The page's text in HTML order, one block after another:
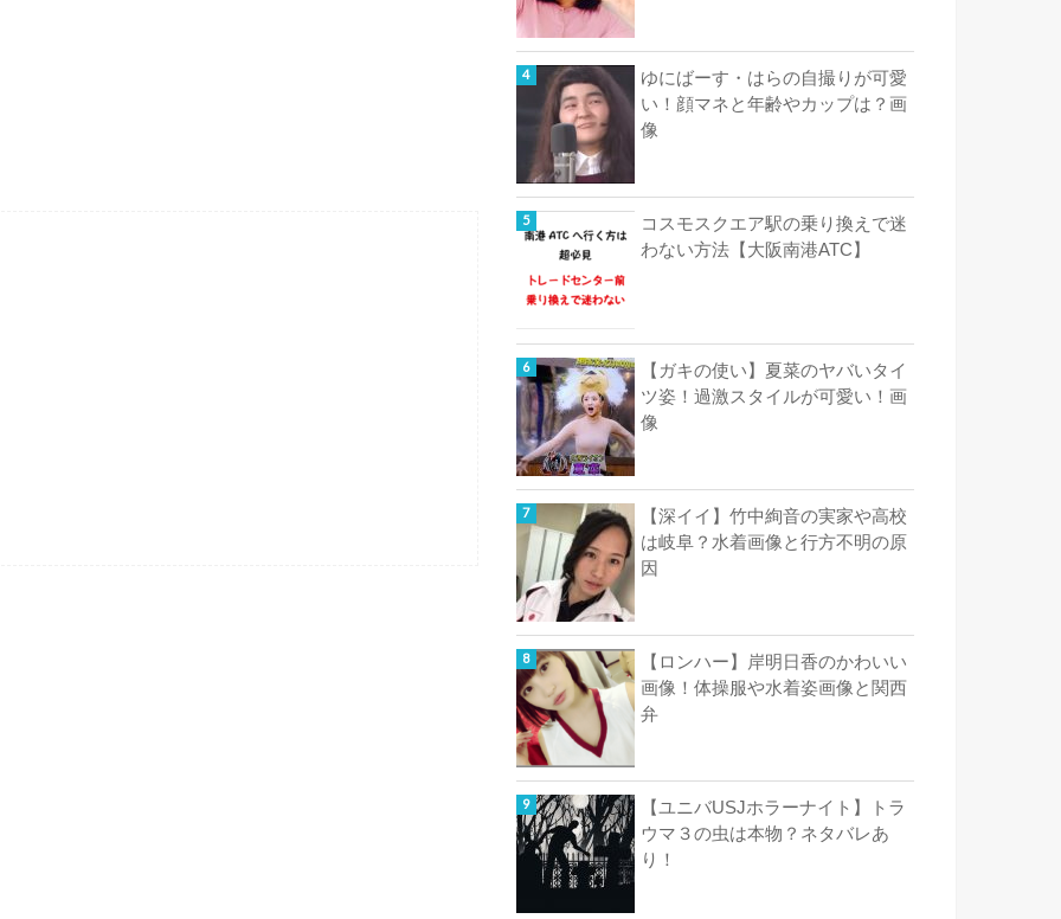
ゆにばーす・はらの自撮りが可愛
い！顔マネと年齢やカップは？画
像
コスモスクエア駅の乗り換えで迷
わない方法【大阪南港ATC】
【ガキの使い】夏菜のヤバいタイ
ツ姿！過激スタイルが可愛い！画
像
【深イイ】竹中絢音の実家や高校
は岐阜？水着画像と行方不明の原
因
【ロンハー】岸明日香のかわいい
画像！体操服や水着姿画像と関西
弁
【ユニバUSJホラーナイト】トラ
ウマ３の虫は本物？ネタバレあ
り！